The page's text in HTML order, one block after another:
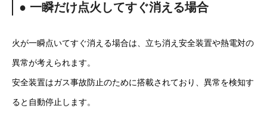
● 一瞬だけ点火してすぐ消える場合
火が一瞬点いてすぐ消える場合は、立ち消え安全装置や熱電対の
異常が考えられます。
安全装置はガス事故防止のために搭載されており、異常を検知す
ると自動停止します。